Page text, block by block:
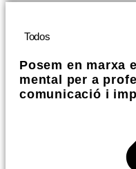
Todos
Posem en marxa
mental per a
comunicació i